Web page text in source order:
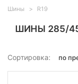
ШИНЫ 285/
Сортировка:
Шины R19
Диапазон цен
от
Подбор по
285